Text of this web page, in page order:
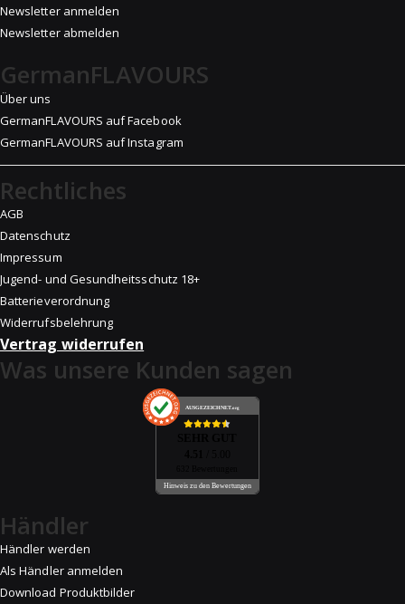
Newsletter anmelden
Newsletter abmelden
GermanFLAVOURS
Über uns
GermanFLAVOURS auf Facebook
GermanFLAVOURS auf Instagram
Rechtliches
AGB
Datenschutz
Impressum
Jugend- und Gesundheitsschutz 18+
Batterieverordnung
Widerrufsbelehrung
Vertrag widerrufen
Was unsere Kunden sagen
AUSGEZEICHNET.org
Hinweis zu den Bewertungen
Händler
Händler werden
Als Händler anmelden
Download Produktbilder